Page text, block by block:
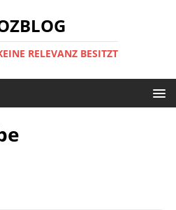
RELEVANZ BESITZT